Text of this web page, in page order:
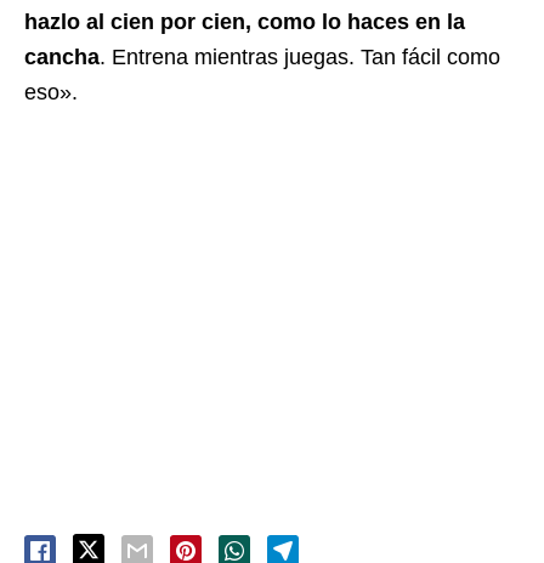
hazlo al cien por cien, como lo haces en la
cancha. Entrena mientras juegas. Tan fácil como
eso».